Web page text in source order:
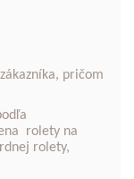
pričom
rolety na
rolety,